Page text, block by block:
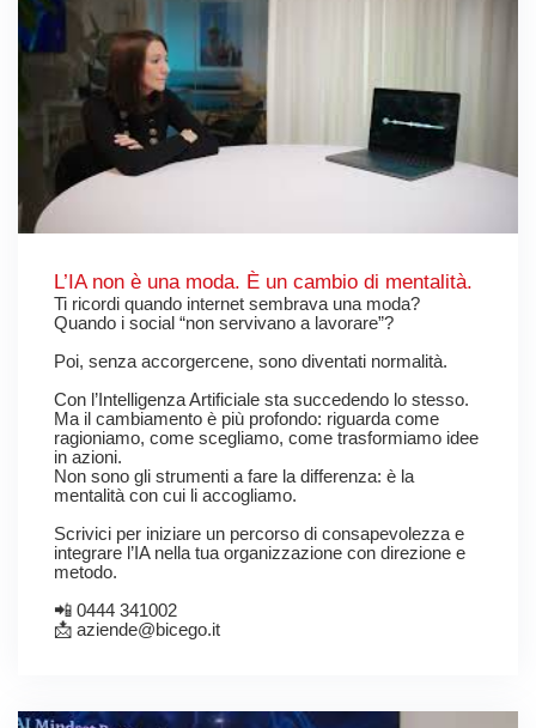
L’IA non è una moda. È un cambio di mentalità.
Ti ricordi quando internet sembrava una moda?
Quando i social “non servivano a lavorare”?
Poi, senza accorgercene, sono diventati normalità.
Con l’Intelligenza Artificiale sta succedendo lo stesso.
Ma il cambiamento è più profondo: riguarda come
ragioniamo, come scegliamo, come trasformiamo idee
in azioni.
Non sono gli strumenti a fare la differenza: è la
mentalità con cui li accogliamo.
Scrivici per iniziare un percorso di consapevolezza e
integrare l’IA nella tua organizzazione con direzione e
metodo.
📲 0444 341002
📩 aziende@bicego.it